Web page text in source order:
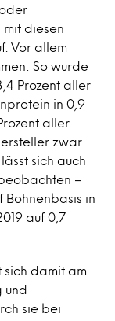
mit diesen
Vor allem
So wurde
Prozent aller
in 0,9
aller
zwar
sich auch
–
Bohnenbasis in
auf 0,7
sich damit am
und
sie bei